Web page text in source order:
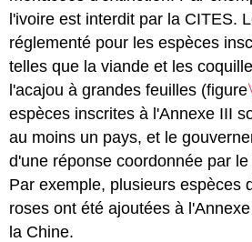
l'ivoire est interdit par la CITES.
réglementé pour les espèces
telles que la viande et les
l'acajou à grandes feuilles (figure
espèces inscrites à l'Annexe III
au moins un pays, et le
d'une réponse coordonnée par
Par exemple, plusieurs espèces
roses ont été ajoutées à
la Chine.